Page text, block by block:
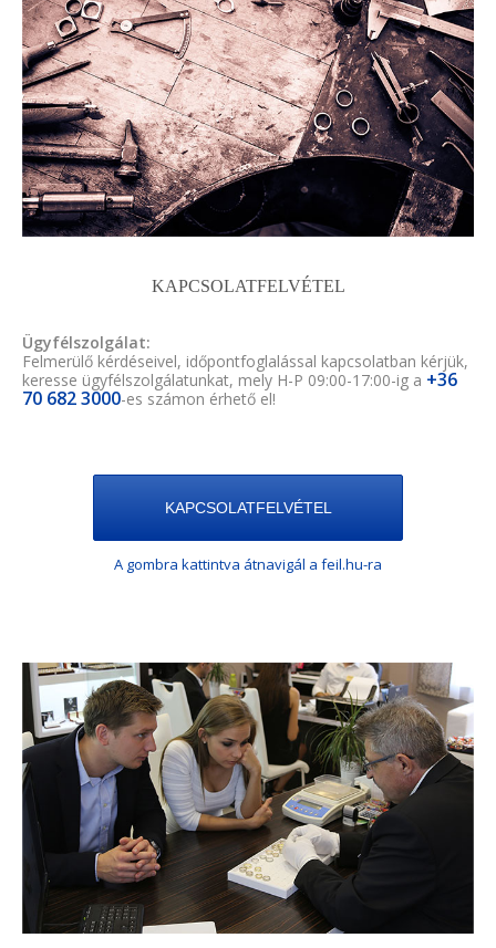
KAPCSOLATFELVÉTEL
Ügyfélszolgálat:
Felmerülő kérdéseivel, időpontfoglalással kapcsolatban kérjük,
keresse ügyfélszolgálatunkat, mely H-P 09:00-17:00-ig a +36
70 682 3000-es számon érhető el!
KAPCSOLATFELVÉTEL
A gombra kattintva átnavigál a feil.hu-ra